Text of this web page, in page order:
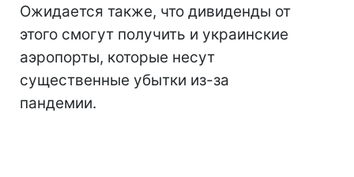
Ожидается также, что дивиденды от
этого смогут получить и украинские
аэропорты, которые несут
существенные убытки из-за
пандемии.